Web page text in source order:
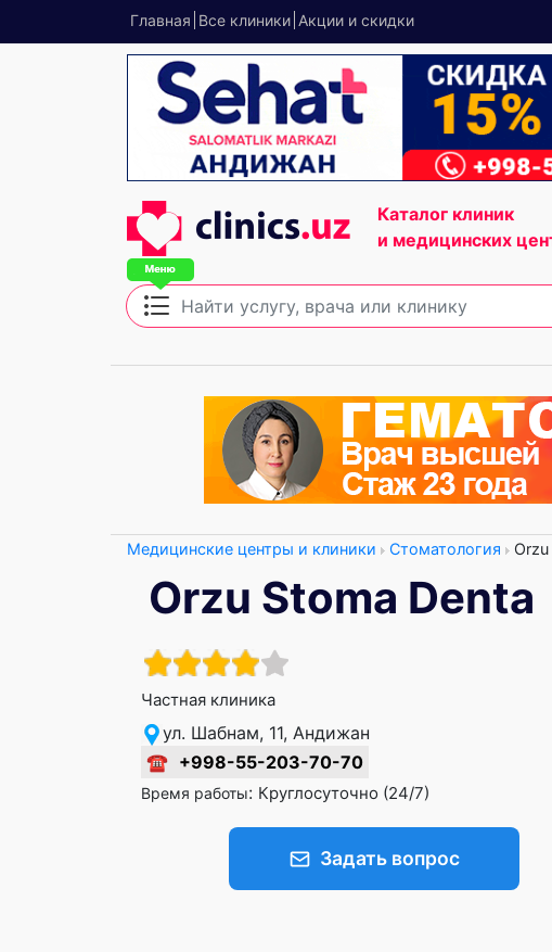
Главная Все клиники Акции и скидки
Каталог клиник
и медицинских
Медицинские центры и клиники Стоматология
Orzu Stoma Denta
Частная клиника
ул. Шабнам, 11, Андижан
☎ +998-55-203-70-70
Время работы: Круглосуточно (24/7)
Задать вопрос